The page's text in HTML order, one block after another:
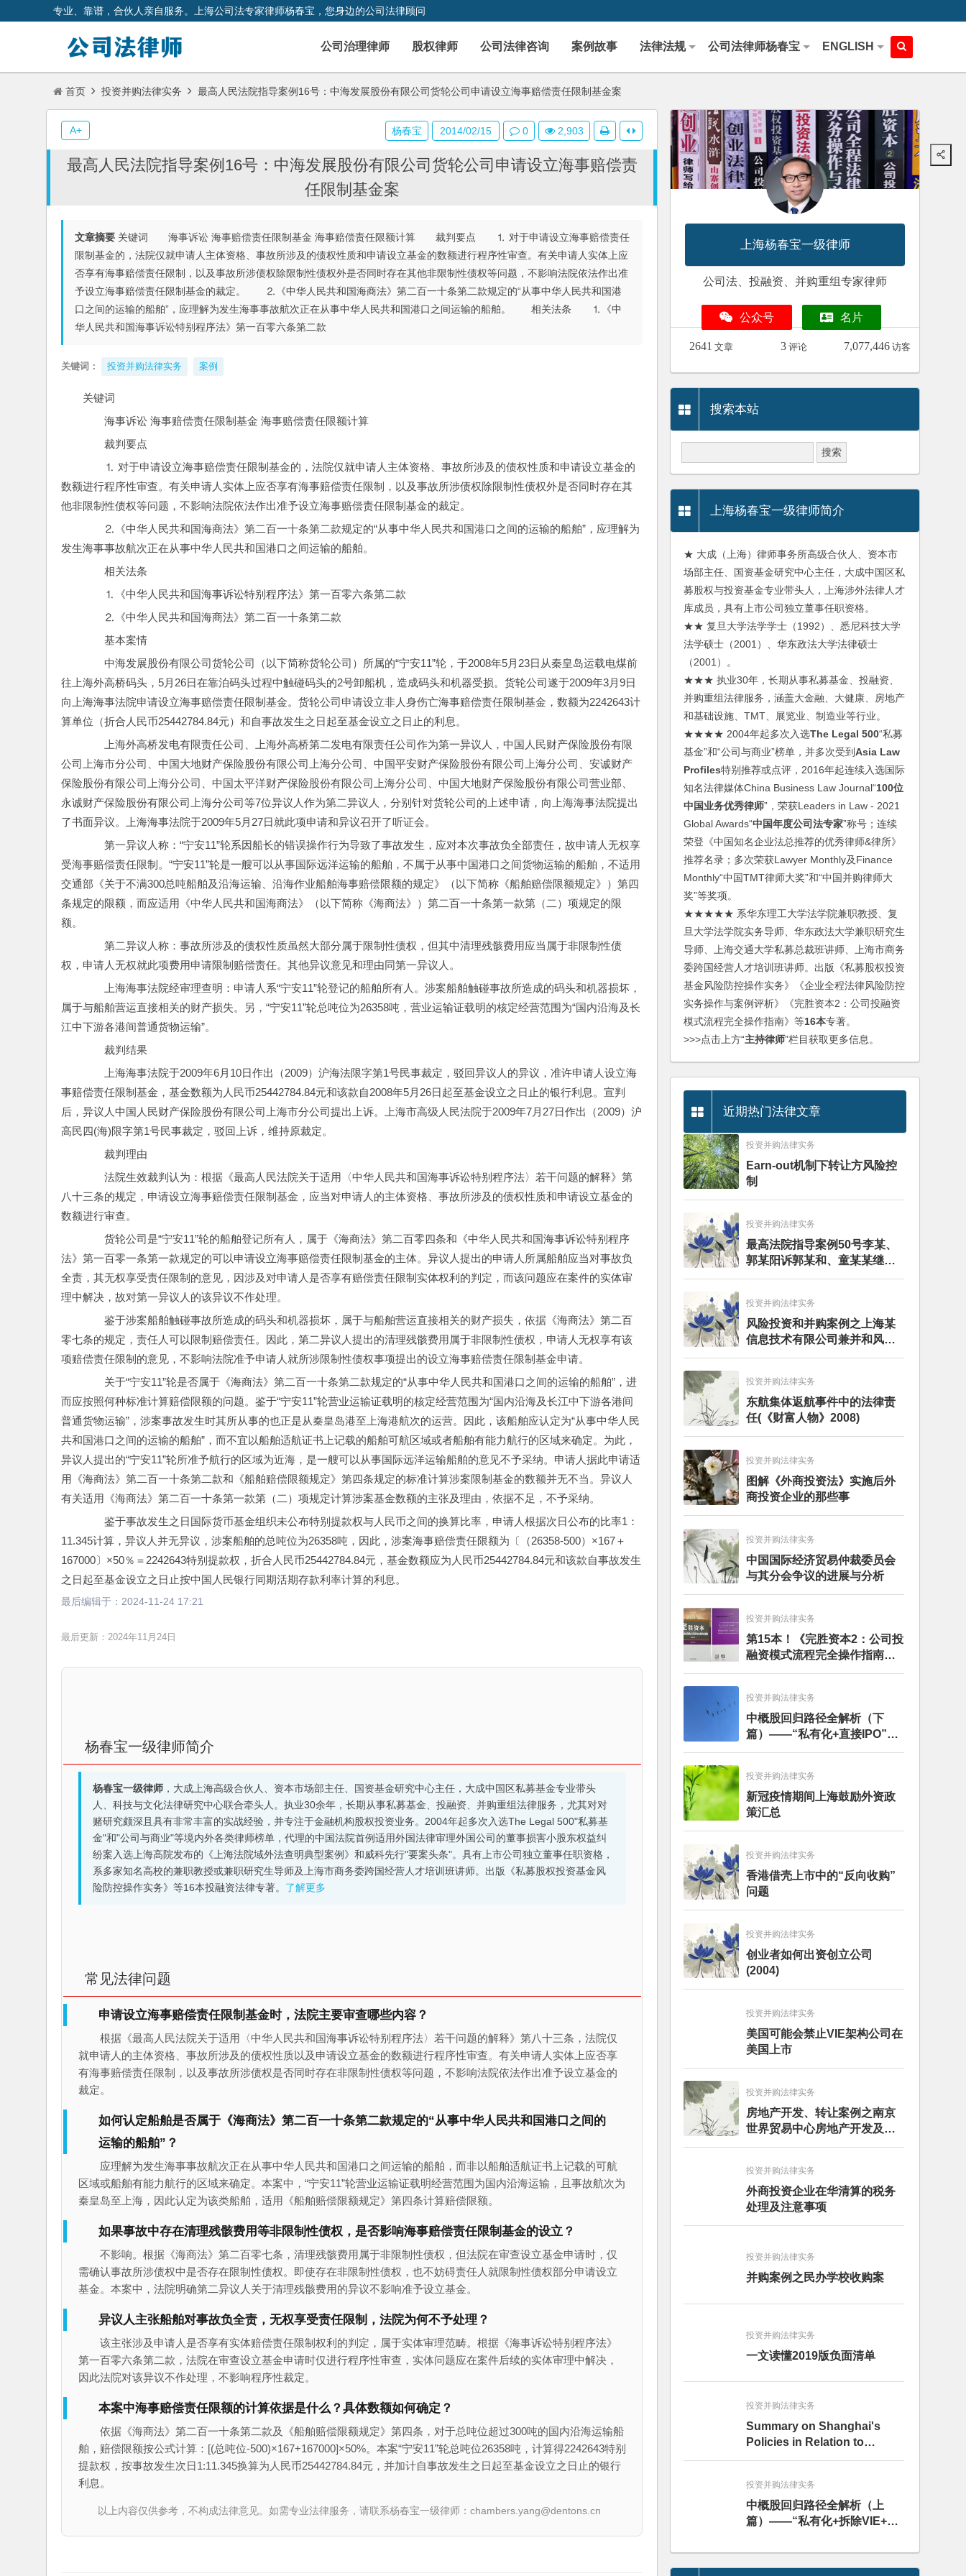
专业、靠谱，合伙人亲自服务。上海公司法专家律师杨春宝，您身边的公司法律顾问
公司治理律师 股权律师 公司法律咨询 案例故事 法律法规 公司法律师杨春宝 ENGLISH
首页 投资并购法律实务 最高人民法院指导案例16号：中海发展股份有限公司货轮公司申请设立海事赔偿责任限制基金案
最高人民法院指导案例16号：中海发展股份有限公司货轮公司申请设立海事赔偿责
任限制基金案
文章摘要 关键词 海事诉讼 海事赔偿责任限制基金 海事赔偿责任限额计算 裁判要点 ⒈ 对于申请设立海事赔偿责任
限制基金的，法院仅就申请人主体资格、事故所涉及的债权性质和申请设立基金的数额进行程序性审查。有关申请人实体上应
否享有海事赔偿责任限制，以及事故所涉债权除限制性债权外是否同时存在其他非限制性债权等问题，不影响法院依法作出准
予设立海事赔偿责任限制基金的裁定。 ⒉《中华人民共和国海商法》第二百一十条第二款规定的“从事中华人民共和国港
口之间的运输的船舶”，应理解为发生海事事故航次正在从事中华人民共和国港口之间运输的船舶。 相关法条 ⒈《中
华人民共和国海事诉讼特别程序法》第一百零六条第二款
关键词： 投资并购法律实务 案例
关键词
海事诉讼 海事赔偿责任限制基金 海事赔偿责任限额计算
裁判要点
⒈ 对于申请设立海事赔偿责任限制基金的，法院仅就申请人主体资格、事故所涉及的债权性质和申请设立基金的
数额进行程序性审查。有关申请人实体上应否享有海事赔偿责任限制，以及事故所涉债权除限制性债权外是否同时存在其
他非限制性债权等问题，不影响法院依法作出准予设立海事赔偿责任限制基金的裁定。
⒉《中华人民共和国海商法》第二百一十条第二款规定的“从事中华人民共和国港口之间的运输的船舶”，应理解为
发生海事事故航次正在从事中华人民共和国港口之间运输的船舶。
相关法条
⒈《中华人民共和国海事诉讼特别程序法》第一百零六条第二款
⒉《中华人民共和国海商法》第二百一十条第二款
基本案情
中海发展股份有限公司货轮公司（以下简称货轮公司）所属的“宁安11”轮，于2008年5月23日从秦皇岛运载电煤前
往上海外高桥码头，5月26日在靠泊码头过程中触碰码头的2号卸船机，造成码头和机器受损。货轮公司遂于2009年3月9日
向上海海事法院申请设立海事赔偿责任限制基金。货轮公司申请设立非人身伤亡海事赔偿责任限制基金，数额为2242643计
算单位（折合人民币25442784.84元）和自事故发生之日起至基金设立之日止的利息。
上海外高桥发电有限责任公司、上海外高桥第二发电有限责任公司作为第一异议人，中国人民财产保险股份有限
公司上海市分公司、中国大地财产保险股份有限公司上海分公司、中国平安财产保险股份有限公司上海分公司、安诚财产
保险股份有限公司上海分公司、中国太平洋财产保险股份有限公司上海分公司、中国大地财产保险股份有限公司营业部、
永诚财产保险股份有限公司上海分公司等7位异议人作为第二异议人，分别针对货轮公司的上述申请，向上海海事法院提出
了书面异议。上海海事法院于2009年5月27日就此项申请和异议召开了听证会。
第一异议人称：“宁安11”轮系因船长的错误操作行为导致了事故发生，应对本次事故负全部责任，故申请人无权享
受海事赔偿责任限制。“宁安11”轮是一艘可以从事国际远洋运输的船舶，不属于从事中国港口之间货物运输的船舶，不适用
交通部《关于不满300总吨船舶及沿海运输、沿海作业船舶海事赔偿限额的规定》（以下简称《船舶赔偿限额规定》）第四
条规定的限额，而应适用《中华人民共和国海商法》（以下简称《海商法》）第二百一十条第一款第（二）项规定的限
额。
第二异议人称：事故所涉及的债权性质虽然大部分属于限制性债权，但其中清理残骸费用应当属于非限制性债
权，申请人无权就此项费用申请限制赔偿责任。其他异议意见和理由同第一异议人。
上海海事法院经审理查明：申请人系“宁安11”轮登记的船舶所有人。涉案船舶触碰事故所造成的码头和机器损坏，
属于与船舶营运直接相关的财产损失。另，“宁安11”轮总吨位为26358吨，营业运输证载明的核定经营范围为“国内沿海及长
江中下游各港间普通货物运输”。
裁判结果
上海海事法院于2009年6月10日作出（2009）沪海法限字第1号民事裁定，驳回异议人的异议，准许申请人设立海
事赔偿责任限制基金，基金数额为人民币25442784.84元和该款自2008年5月26日起至基金设立之日止的银行利息。宣判
后，异议人中国人民财产保险股份有限公司上海市分公司提出上诉。上海市高级人民法院于2009年7月27日作出（2009）沪
高民四(海)限字第1号民事裁定，驳回上诉，维持原裁定。
裁判理由
法院生效裁判认为：根据《最高人民法院关于适用〈中华人民共和国海事诉讼特别程序法〉若干问题的解释》第
八十三条的规定，申请设立海事赔偿责任限制基金，应当对申请人的主体资格、事故所涉及的债权性质和申请设立基金的
数额进行审查。
货轮公司是“宁安11”轮的船舶登记所有人，属于《海商法》第二百零四条和《中华人民共和国海事诉讼特别程序
法》第一百零一条第一款规定的可以申请设立海事赔偿责任限制基金的主体。异议人提出的申请人所属船舶应当对事故负
全责，其无权享受责任限制的意见，因涉及对申请人是否享有赔偿责任限制实体权利的判定，而该问题应在案件的实体审
理中解决，故对第一异议人的该异议不作处理。
鉴于涉案船舶触碰事故所造成的码头和机器损坏，属于与船舶营运直接相关的财产损失，依据《海商法》第二百
零七条的规定，责任人可以限制赔偿责任。因此，第二异议人提出的清理残骸费用属于非限制性债权，申请人无权享有该
项赔偿责任限制的意见，不影响法院准予申请人就所涉限制性债权事项提出的设立海事赔偿责任限制基金申请。
关于“宁安11”轮是否属于《海商法》第二百一十条第二款规定的“从事中华人民共和国港口之间的运输的船舶”，进
而应按照何种标准计算赔偿限额的问题。鉴于“宁安11”轮营业运输证载明的核定经营范围为“国内沿海及长江中下游各港间
普通货物运输”，涉案事故发生时其所从事的也正是从秦皇岛港至上海港航次的运营。因此，该船舶应认定为“从事中华人民
共和国港口之间的运输的船舶”，而不宜以船舶适航证书上记载的船舶可航区域或者船舶有能力航行的区域来确定。为此，
异议人提出的“宁安11”轮所准予航行的区域为近海，是一艘可以从事国际远洋运输船舶的意见不予采纳。申请人据此申请适
用《海商法》第二百一十条第二款和《船舶赔偿限额规定》第四条规定的标准计算涉案限制基金的数额并无不当。异议人
有关适用《海商法》第二百一十条第一款第（二）项规定计算涉案基金数额的主张及理由，依据不足，不予采纳。
鉴于事故发生之日国际货币基金组织未公布特别提款权与人民币之间的换算比率，申请人根据次日公布的比率1：
11.345计算，异议人并无异议，涉案船舶的总吨位为26358吨，因此，涉案海事赔偿责任限额为〔（26358-500）×167＋
167000〕×50％＝2242643特别提款权，折合人民币25442784.84元，基金数额应为人民币25442784.84元和该款自事故发生
之日起至基金设立之日止按中国人民银行同期活期存款利率计算的利息。
最后编辑于： 2024-11-24 17:21
最后更新：2024年11月24日
杨春宝一级律师简介
杨春宝一级律师，大成上海高级合伙人、资本市场部主任、国资基金研究中心主任，大成中国区私募基金专业带头
人、科技与文化法律研究中心联合牵头人。执业30余年，长期从事私募基金、投融资、并购重组法律服务，尤其对对
赌研究颇深且具有非常丰富的实战经验，并专注于金融机构股权投资业务。2004年起多次入选The Legal 500"私募基
金"和"公司与商业"等境内外各类律师榜单，代理的中国法院首例适用外国法律审理外国公司的董事损害小股东权益纠
纷案入选上海高院发布的《上海法院域外法查明典型案例》和威科先行"要案头条"。具有上市公司独立董事任职资格，
系多家知名高校的兼职教授或兼职研究生导师及上海市商务委跨国经营人才培训班讲师。出版《私募股权投资基金风
险防控操作实务》等16本投融资法律专著。 了解更多
常见法律问题
申请设立海事赔偿责任限制基金时，法院主要审查哪些内容？
根据《最高人民法院关于适用〈中华人民共和国海事诉讼特别程序法〉若干问题的解释》第八十三条，法院仅
就申请人的主体资格、事故所涉及的债权性质以及申请设立基金的数额进行程序性审查。有关申请人实体上应否享
有海事赔偿责任限制，以及事故所涉债权是否同时存在非限制性债权等问题，不影响法院依法作出准予设立基金的
裁定。
如何认定船舶是否属于《海商法》第二百一十条第二款规定的“从事中华人民共和国港口之间的
运输的船舶”？
应理解为发生海事事故航次正在从事中华人民共和国港口之间运输的船舶，而非以船舶适航证书上记载的可航
区域或船舶有能力航行的区域来确定。本案中，“宁安11”轮营业运输证载明经营范围为国内沿海运输，且事故航次为
秦皇岛至上海，因此认定为该类船舶，适用《船舶赔偿限额规定》第四条计算赔偿限额。
如果事故中存在清理残骸费用等非限制性债权，是否影响海事赔偿责任限制基金的设立？
不影响。根据《海商法》第二百零七条，清理残骸费用属于非限制性债权，但法院在审查设立基金申请时，仅
需确认事故所涉债权中是否存在限制性债权。即使存在非限制性债权，也不妨碍责任人就限制性债权部分申请设立
基金。本案中，法院明确第二异议人关于清理残骸费用的异议不影响准予设立基金。
异议人主张船舶对事故负全责，无权享受责任限制，法院为何不予处理？
该主张涉及申请人是否享有实体赔偿责任限制权利的判定，属于实体审理范畴。根据《海事诉讼特别程序法》
第一百零六条第二款，法院在审查设立基金申请时仅进行程序性审查，实体问题应在案件后续的实体审理中解决，
因此法院对该异议不作处理，不影响程序性裁定。
本案中海事赔偿责任限额的计算依据是什么？具体数额如何确定？
依据《海商法》第二百一十条第二款及《船舶赔偿限额规定》第四条，对于总吨位超过300吨的国内沿海运输船
舶，赔偿限额按公式计算：[(总吨位-500)×167+167000]×50%。本案“宁安11”轮总吨位26358吨，计算得2242643特别
提款权，按事故发生次日1:11.345换算为人民币25442784.84元，并加计自事故发生之日起至基金设立之日止的银行
利息。
以上内容仅供参考，不构成法律意见。如需专业法律服务，请联系杨春宝一级律师：chambers.yang@dentons.cn
杨春宝 2014/02/15 0 2,903
A+
上海杨春宝一级律师
公司法、投融资、并购重组专家律师
公众号 名片
2641 文章 3 评论 7,077,446 访客
搜索本站
上海杨春宝一级律师简介
★ 大成（上海）律师事务所高级合伙人、资本市
场部主任、国资基金研究中心主任，大成中国区私
募股权与投资基金专业带头人，上海涉外法律人才
库成员，具有上市公司独立董事任职资格。
★★ 复旦大学法学学士（1992）、悉尼科技大学
法学硕士（2001）、华东政法大学法律硕士
（2001）。
★★★ 执业30年，长期从事私募基金、投融资、
并购重组法律服务，涵盖大金融、大健康、房地产
和基础设施、TMT、展览业、制造业等行业。
★★★★ 2004年起多次入选The Legal 500“私募
基金”和“公司与商业”榜单，并多次受到Asia Law
Profiles特别推荐或点评，2016年起连续入选国际
知名法律媒体China Business Law Journal“100位
中国业务优秀律师”，荣获Leaders in Law - 2021
Global Awards“中国年度公司法专家”称号；连续
荣登《中国知名企业法总推荐的优秀律师&律所》
推荐名录；多次荣获Lawyer Monthly及Finance
Monthly“中国TMT律师大奖”和“中国并购律师大
奖”等奖项。
★★★★★ 系华东理工大学法学院兼职教授、复
旦大学法学院实务导师、华东政法大学兼职研究生
导师、上海交通大学私募总裁班讲师、上海市商务
委跨国经营人才培训班讲师。出版《私募股权投资
基金风险防控操作实务》《企业全程法律风险防控
实务操作与案例评析》《完胜资本2：公司投融资
模式流程完全操作指南》等16本专著。
>>>点击上方“主持律师”栏目获取更多信息。
近期热门法律文章
投资并购法律实务
Earn-out机制下转让方风险控
制
投资并购法律实务
最高法院指导案例50号李某、
郭某阳诉郭某和、童某某继承
纠纷案
投资并购法律实务
风险投资和并购案例之上海某
信息技术有限公司兼并和风险
投资服务
投资并购法律实务
东航集体返航事件中的法律责
任(《财富人物》2008)
投资并购法律实务
图解《外商投资法》实施后外
商投资企业的那些事
投资并购法律实务
中国国际经济贸易仲裁委员会
与其分会争议的进展与分析
投资并购法律实务
第15本！《完胜资本2：公司投
融资模式流程完全操作指南》
（第四版）出版
投资并购法律实务
中概股回归路径全解析（下
篇）——“私有化+直接IPO”和
CDR
投资并购法律实务
新冠疫情期间上海鼓励外资政
策汇总
投资并购法律实务
香港借壳上市中的“反向收购”
问题
投资并购法律实务
创业者如何出资创立公司
(2004)
投资并购法律实务
美国可能会禁止VIE架构公司在
美国上市
投资并购法律实务
房地产开发、转让案例之南京
世界贸易中心房地产开发及股
权转让项目
投资并购法律实务
外商投资企业在华清算的税务
处理及注意事项
投资并购法律实务
并购案例之民办学校收购案
投资并购法律实务
一文读懂2019版负面清单
投资并购法律实务
Summary on Shanghai's
Policies in Relation to
Encouragement of Foreign
Covid-19 Epidemic
投资并购法律实务
中概股回归路径全解析（上
篇）——“私有化+拆除VIE+A